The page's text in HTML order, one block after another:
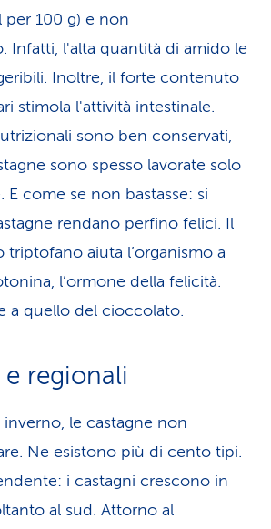
per 100 g) e non
Infatti, l'alta quantità di amido le
Inoltre, il forte contenuto
stimola l'attività intestinale.
sono ben conservati,
sono spesso lavorate solo
E come se non bastasse: si
rendano perfino felici. Il
triptofano aiuta l’organismo a
l’ormone della felicità.
a quello del cioccolato.
regionali
le castagne non
Ne esistono più di cento tipi.
i castagni crescono in
al sud. Attorno al